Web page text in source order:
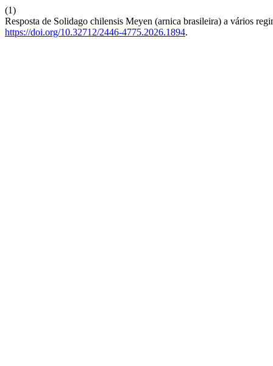
(1)
Resposta de Solidago chilensis Meyen (arnica brasileira) a vários
https://doi.org/10.32712/2446-4775.2026.1894.